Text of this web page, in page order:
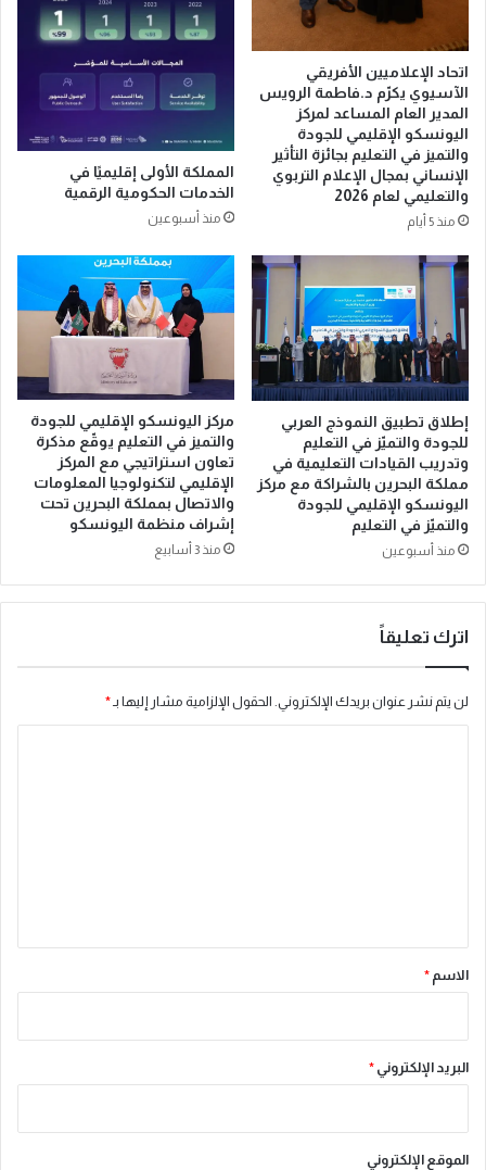
ا
ل
ا
ل
م
و
س
ا
ل
ص
ي
ف
ي
ع
ب
ي
ف
ي
ك
أ
س
ل
ع
ل
2
0
2
6
اتحاد الإعلاميين الأفريقي
الآسيوي يكرّم د.فاطمة الرويس
المدير العام المساعد لمركز
اليونسكو الإقليمي للجودة
والتميز في التعليم بجائزة التأثير
الإنساني بمجال الإعلام التربوي
والتعليمي لعام 2026
منذ 5 أيام
المملكة الأولى إقليميًا في
الخدمات الحكومية الرقمية
منذ أسبوعين
إطلاق تطبيق النموذج العربي
للجودة والتميّز في التعليم
وتدريب القيادات التعليمية في
مملكة البحرين بالشراكة مع مركز
اليونسكو الإقليمي للجودة
والتميّز في التعليم
منذ أسبوعين
مركز اليونسكو الإقليمي للجودة
والتميز في التعليم يوقّع مذكرة
تعاون استراتيجي مع المركز
الإقليمي لتكنولوجيا المعلومات
والاتصال بمملكة البحرين تحت
إشراف منظمة اليونسكو
منذ 3 أسابيع
اترك تعليقاً
لن يتم نشر عنوان بريدك الإلكتروني. الحقول الإلزامية مشار إليها بـ *
*
الاسم *
البريد الإلكتروني *
الموقع الإلكتروني